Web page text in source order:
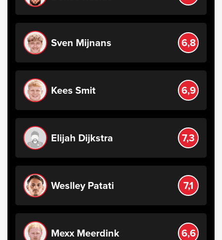
Sven Mijnans 6,8
Kees Smit 6,9
Elijah Dijkstra 7,3
Weslley Patati 7,1
Mexx Meerdink 6,6